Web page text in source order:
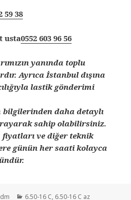
59 38
usta0552 603 96 56
yanında toplu
Ayrıca İstanbul dışına
lastik gönderimi
bilgilerinden daha detaylı
sahip olabilirsiniz.
ve diğer teknik
günün her saati kolayca
Kategoriler
6.50-16 C, 6.50-16 C az